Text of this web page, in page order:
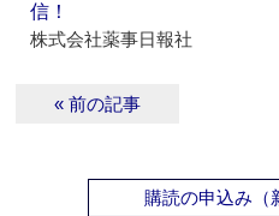
信！
株式会社薬事日報社
« 前の記事
購読の申込み（